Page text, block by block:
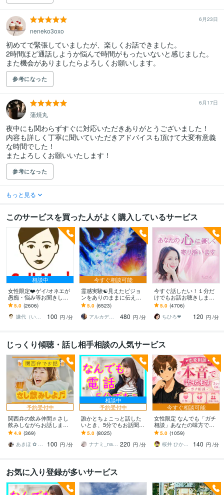
6月23日
neneko3oxo
初めてで緊張していましたが、楽しくお話できました。
2時間ほど通話しようか悩んで時間がもったいないと感じました。
また機会がありましたらよろしくお願いします。
参考になった
6月17日
蒲焼丸
夜中にも関わらずすぐに対応いただきありがとうございました！
内容も詳しく丁寧に聞いていただきアドバイスも頂けて大変有意義
な時間でした！
またよろしくお願いいたします！
参考になった
もっと見る
このサービスを買った人がよく購入しているサービス
相談中
女性限定❤️ゲイ/オネエが
愚痴・悩み等お聞きしま
す 女性限定！ゲイ/オネエ
が恋愛/人間関係など何で
も聞くわよ！
5.0 (2606)
嫌代（いやよ）
100 円 /分
今すぐ相談可能
霊感実験☯️見えたビジョ
ンをありのままに伝えま
す ♦️霊感✨気の流れ☘️タロ
ット 見えた映像を具体
的に伝えます
5.0 (6523)
アルカディア
480 円 /分
今すぐ話したい！１分だ
けでもお話お聴きします
秘密でも、悩みでも、甘
えたいな～でも何でもOK
です♪
5.0 (4706)
ちひろ❤
120 円 /分
じっくり傾聴・話し相手相談の人気サービス
予約受付中
関西弁の飲み仲間♬さし
飲みしながらお話します
何となく話したい✨酔った
時のいい気分のまま⭐︎お話
しましょう
4.9 (369)
あきほ ✿ 元気を届ける関西女子✨
100 円 /分
相談中
予約受付中
誰かとちょこっと話した
いとき、5分でもお話聞き
ます 疲れた～、でもカウ
ンセリングじゃない、な
んとなく雑談聞いて～
5.0 (8025)
ナナミ_nanami 220 円 /分
今すぐ相談可能
女性限定 なんでも「ガチ
相談」あなたの味方で話
ます 男性目線で、あなた
の恋の“答え”を言葉にしま
す。
5.0 (1059)
桜井 ひかる｜経験豊富の恋愛相談室
140 円 /分
お気に入り登録が多いサービス